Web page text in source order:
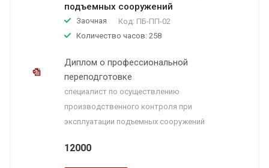
подъемных сооружений
Заочная Код: ПБ-ПП-02
Количество часов: 258
Диплом о профессиональной
переподготовке
специалист по осуществлению
производственного контроля при
эксплуатации подъемных сооружений
12000